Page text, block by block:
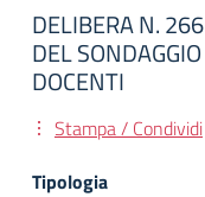
DELIBERA N.
DEL
DOCENTI
Stampa / Condividi
Tipologia